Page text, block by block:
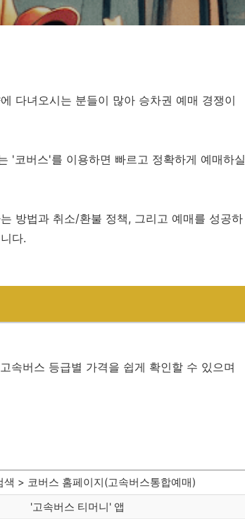
다녀오시는 분들이 많아 승차권 예매 경쟁이
'코버스'를 이용하면 빠르고 정확하게 예매하실
방법과 취소/환불 정책, 그리고 예매를 성공하
다.
속버스 등급별 가격을 쉽게 확인할 수 있으며
색 > 코버스 홈페이지(고속버스통합예매)
'고속버스 티머니' 앱